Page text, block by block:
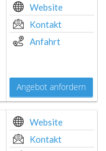
Website
Kontakt
Anfahrt
Angebot anfordern
Website
Kontakt